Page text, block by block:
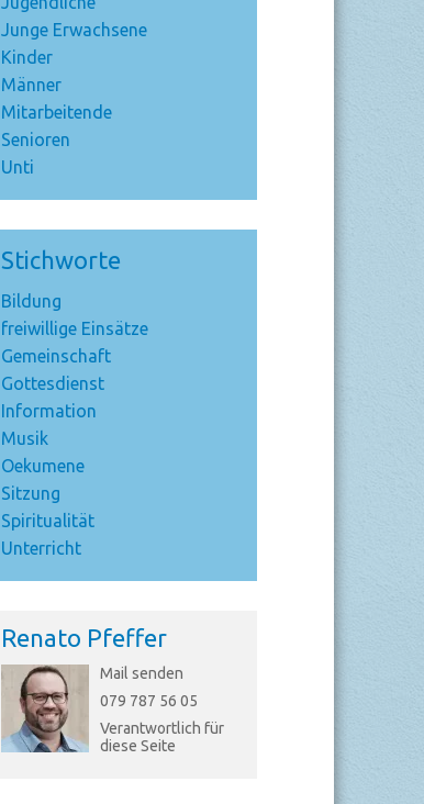
Junge Erwachsene
Kinder
Männer
Mitarbeitende
Senioren
Unti
Stichworte
Bildung
freiwillige Einsätze
Gemeinschaft
Gottesdienst
Information
Musik
Oekumene
Sitzung
Spiritualität
Unterricht
Renato Pfeffer
Mail senden
079 787 56 05
Verantwortlich für
diese Seite